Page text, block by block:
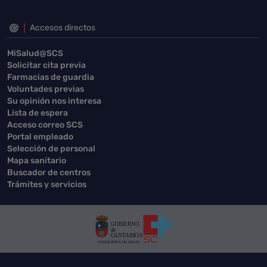
Accesos directos
MiSalud@SCS
Solicitar cita previa
Farmacias de guardia
Voluntades previas
Su opinión nos interesa
Lista de espera
Acceso correo SCS
Portal empleado
Selección de personal
Mapa sanitario
Buscador de centros
Trámites y servicios